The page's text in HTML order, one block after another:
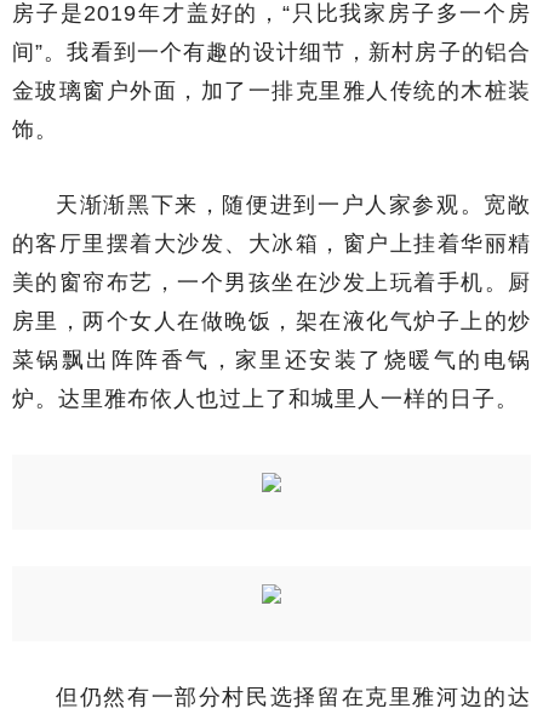
房子是2019年才盖好的，“只比我家房子多一个房
间”。我看到一个有趣的设计细节，新村房子的铝合
金玻璃窗户外面，加了一排克里雅人传统的木桩装
饰。
天渐渐黑下来，随便进到一户人家参观。宽敞
的客厅里摆着大沙发、大冰箱，窗户上挂着华丽精
美的窗帘布艺，一个男孩坐在沙发上玩着手机。厨
房里，两个女人在做晚饭，架在液化气炉子上的炒
菜锅飘出阵阵香气，家里还安装了烧暖气的电锅
炉。达里雅布依人也过上了和城里人一样的日子。
但仍然有一部分村民选择留在克里雅河边的达